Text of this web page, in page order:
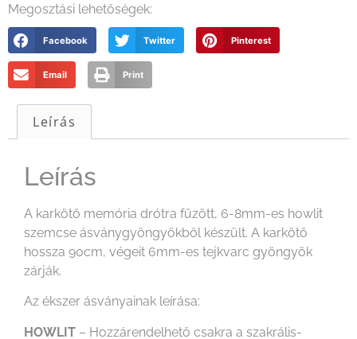
Megosztási lehetőségek:
Facebook Twitter Pinterest
Email Print
Leírás
Leírás
A karkötő memória drótra fűzött, 6-8mm-es howlit
szemcse ásványgyöngyökből készült. A karkötő
hossza 90cm, végeit 6mm-es tejkvarc gyöngyök
zárják.
Az ékszer ásványainak leírása:
HOWLIT – Hozzárendelhető csakra a szakrális-